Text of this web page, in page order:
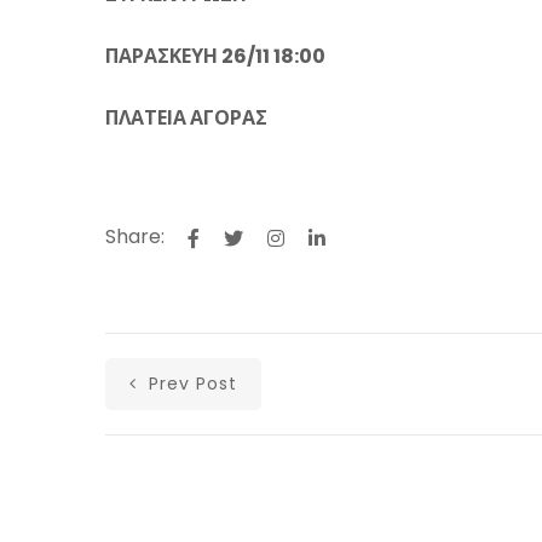
ΠΑΡΑΣΚΕΥΗ 26/11 18:00
ΠΛΑΤΕΙΑ ΑΓΟΡΑΣ
Share:
Prev Post